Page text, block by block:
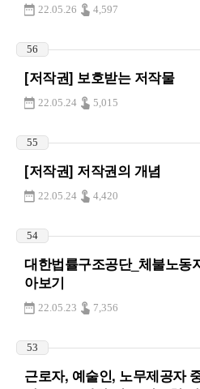
22.05.26 4,597
56
[저작권] 보호받는 저작물
22.05.24 5,015
55
[저작권] 저작권의 개념
22.05.24 4,420
54
대한법률구조공단_체불노동
아보기
22.05.23 7,356
53
근로자, 예술인, 노무제공자